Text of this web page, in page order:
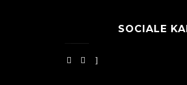
SOCIALE